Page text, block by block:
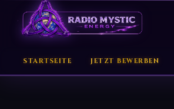
STARTSEITE JETZT BEWERBEN